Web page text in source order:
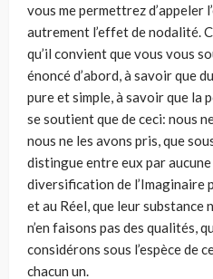
vous me permettrez d’appeler
autrement l’effet de nodalité.
qu’il convient que vous vous
énoncé d’abord, à savoir que
pure et simple, à savoir que la
se soutient que de ceci: nous
nous ne les avons pris, que
distingue entre eux par aucune
diversification de l’Imaginaire
et au Réel, que leur substance
n’en faisons pas des qualités,
considérons sous l’espèce de
chacun un.